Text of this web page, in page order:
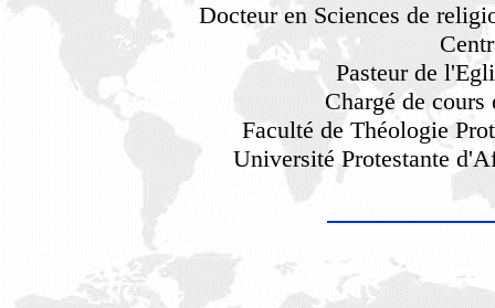
Docteur en Sciences de
Pasteur de
Chargé de cours
Faculté de Théologie
Université Protestante